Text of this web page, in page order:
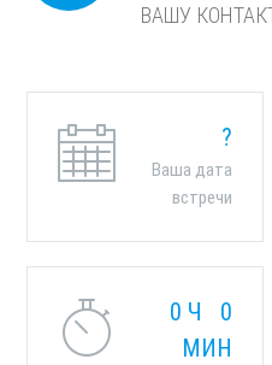
ВАШУ
?
Ваша дата
встречи
0 Ч
0
МИН